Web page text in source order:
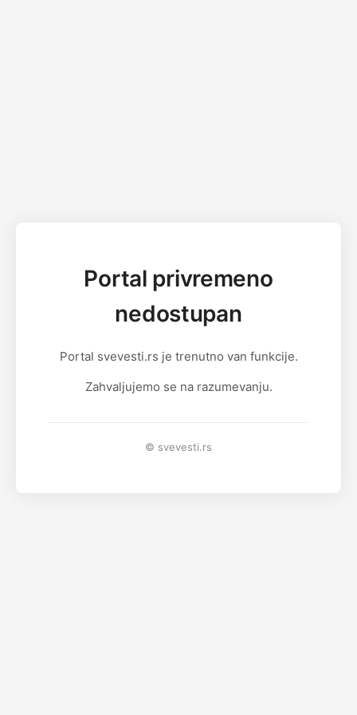
Portal privremeno
nedostupan
Portal svevesti.rs je trenutno van funkcije.
Zahvaljujemo se na razumevanju.
© svevesti.rs